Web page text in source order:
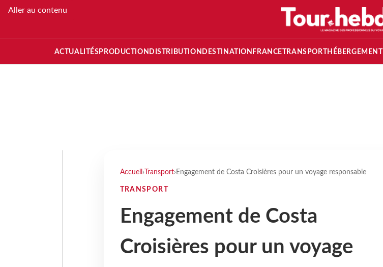
Aller au contenu
ACTUALITÉS PRODUCTION DISTRIBUTION DESTINATION FRANCETRANSPORT HÉBERGEMENT
Accueil › Transport› Engagement de Costa Croisières pour un voyage responsable
TRANSPORT
Engagement de Costa
Croisières pour un voyage